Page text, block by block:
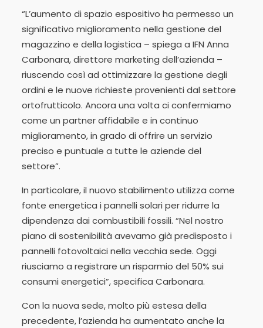
“L’aumento di spazio espositivo ha permesso un
significativo miglioramento nella gestione del
magazzino e della logistica – spiega a IFN Anna
Carbonara, direttore marketing dell’azienda –
riuscendo così ad ottimizzare la gestione degli
ordini e le nuove richieste provenienti dal settore
ortofrutticolo. Ancora una volta ci confermiamo
come un partner affidabile e in continuo
miglioramento, in grado di offrire un servizio
preciso e puntuale a tutte le aziende del
settore”.
In particolare, il nuovo stabilimento utilizza come
fonte energetica i pannelli solari per ridurre la
dipendenza dai combustibili fossili. “Nel nostro
piano di sostenibilità avevamo già predisposto i
pannelli fotovoltaici nella vecchia sede. Oggi
riusciamo a registrare un risparmio del 50% sui
consumi energetici”, specifica Carbonara.
Con la nuova sede, molto più estesa della
precedente, l’azienda ha aumentato anche la